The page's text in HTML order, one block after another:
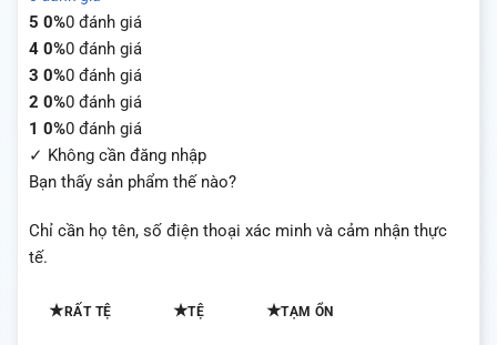
5 0%0 đánh giá
4 0%0 đánh giá
3 0%0 đánh giá
2 0%0 đánh giá
1 0%0 đánh giá
✓ Không cần đăng nhập
Bạn thấy sản phẩm thế nào?
Chỉ cần họ tên, số điện thoại xác minh và cảm nhận thực
tế.
★RẤT TỆ ★TỆ ★TẠM ỔN